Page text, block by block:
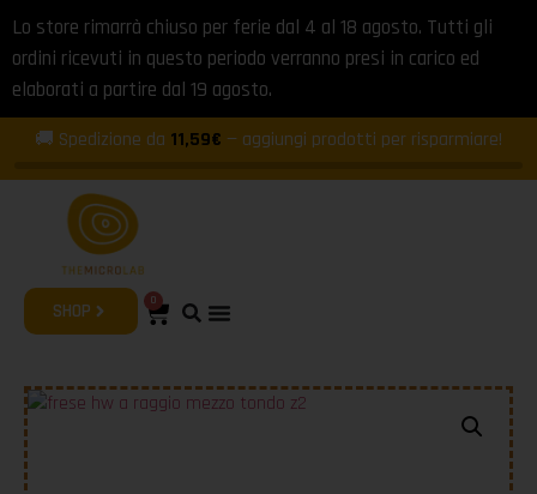
Lo store rimarrà chiuso per ferie dal 4 al 18 agosto. Tutti gli
ordini ricevuti in questo periodo verranno presi in carico ed
elaborati a partire dal 19 agosto.
🚚 Spedizione da 11,59€ — aggiungi prodotti per risparmiare!
SHOP 0